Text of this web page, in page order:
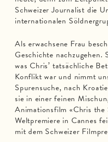
Schweizer Journalist die
internationalen
Als erwachsene Frau
Geschichte nachzugehen.
was Chris’ tatsächliche
Konflikt war und nimmt
Spurensuche, nach
sie in einer feinen
Animationsfilm «Chris the
Weltpremiere in Cannes
mit dem Schweizer